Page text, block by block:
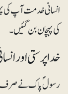
انسانی خدمت آپ کی
کی پہچان بن گئیں۔
خدا پرستی اور
رسولؐ پاک نے صرف